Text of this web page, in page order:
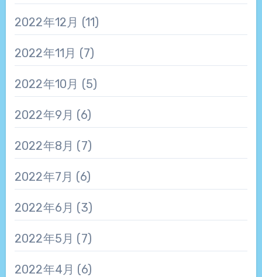
2022年12月 (11)
2022年11月 (7)
2022年10月 (5)
2022年9月 (6)
2022年8月 (7)
2022年7月 (6)
2022年6月 (3)
2022年5月 (7)
2022年4月 (6)